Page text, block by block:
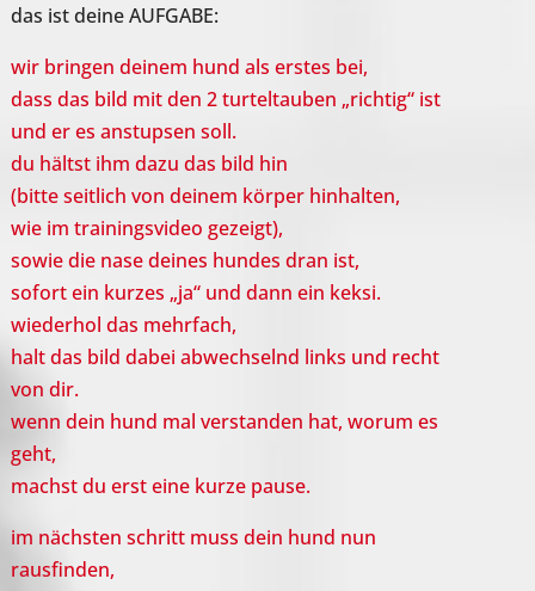
das ist deine AUFGABE:
wir bringen deinem hund als erstes bei,
dass das bild mit den 2 turteltauben „richtig“ ist
und er es anstupsen soll.
du hältst ihm dazu das bild hin
(bitte seitlich von deinem körper hinhalten,
wie im trainingsvideo gezeigt),
sowie die nase deines hundes dran ist,
sofort ein kurzes „ja“ und dann ein keksi.
wiederhol das mehrfach,
halt das bild dabei abwechselnd links und recht
von dir.
wenn dein hund mal verstanden hat, worum es
geht,
machst du erst eine kurze pause.
im nächsten schritt muss dein hund nun
rausfinden,